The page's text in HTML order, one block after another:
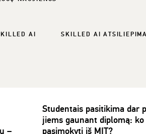
AI SKILLED AI
–
Studentais pasitikima dar
jiems gaunant diplomą:
pasimokyti iš MIT?